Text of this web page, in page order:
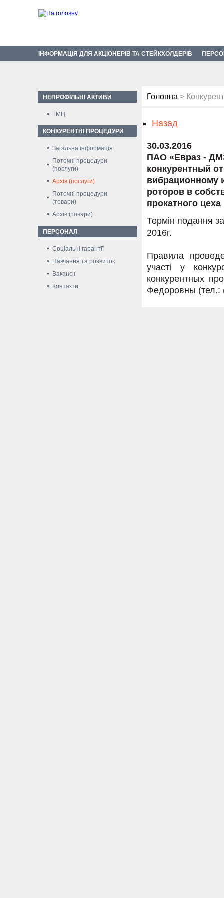
ІНФОРМАЦІЯ ДЛЯ АКЦІОНЕРІВ ТА СТЕЙКХОЛДЕРІВ
НЕПРОФІЛЬНІ АКТИВИ
ТМЦ
КОНКУРЕНТНІ ПРОЦЕДУРИ
Загальна інформація
Поточні процедури
(послуги)
Архів (послуги)
Поточні процедури
(товари)
Архів (товари)
ПЕРСОНАЛ
Соціальні гарантії
Навчання та розвиток
Вакансії
Контакти
Головна >
Назад
30.03.2016
ПАО «Евраз -
конкурентный
вибрационному
роторов в
прокатного
Термін подання
2016г.
Правила
участі у
конкурентных
Федоровны (тел.: